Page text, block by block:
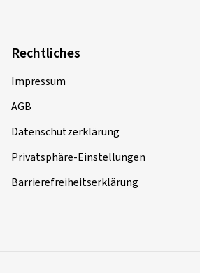
Rechtliches
Impressum
AGB
Datenschutzerklärung
Privatsphäre-Einstellungen
Barrierefreiheitserklärung